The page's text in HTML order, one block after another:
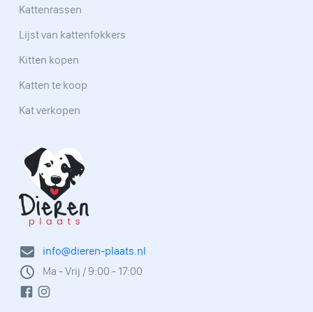
info@dieren-plaats.nl
Ma - Vrij / 9:00 - 17:00
Kattenrassen
Lijst van kattenfokkers
Kitten kopen
Katten te koop
Kat verkopen